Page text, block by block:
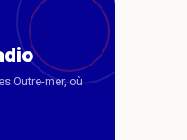
Outre-mer, où